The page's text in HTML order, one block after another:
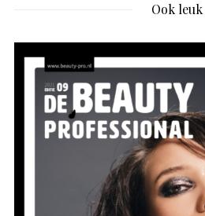
Ook leuk